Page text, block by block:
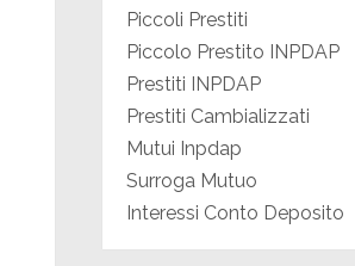
Piccoli Prestiti
Piccolo Prestito INPDAP
Prestiti INPDAP
Prestiti Cambializzati
Mutui Inpdap
Surroga Mutuo
Interessi Conto Deposito